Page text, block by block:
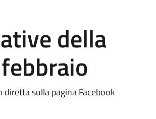
della
sulla pagina Facebook